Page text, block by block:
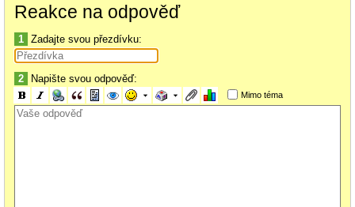
Reakce na odpověď
1 Zadajte svou přezdívku:
2 Napište svou odpověď:
Mimo téma